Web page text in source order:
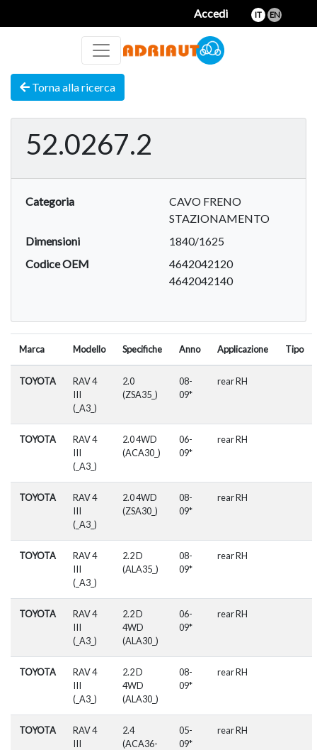
Accedi IT EN
Torna alla ricerca
52.0267.2
Categoria
CAVO FRENO
STAZIONAMENTO
Dimensioni
1840/1625
Codice OEM
4642042120
4642042140
Marca Modello Specifiche Anno Applicazione Tipo
TOYOTA
RAV 4
III
(_A3_)
2.0
(ZSA35_)
08-
09*
rear RH
TOYOTA
RAV 4
III
(_A3_)
2.0 4WD
(ACA30_)
06-
09*
rear RH
TOYOTA
RAV 4
III
(_A3_)
2.0 4WD
(ZSA30_)
08-
09*
rear RH
TOYOTA
RAV 4
III
(_A3_)
2.2 D
(ALA35_)
08-
09*
rear RH
TOYOTA
RAV 4
III
(_A3_)
2.2 D
4WD
(ALA30_)
06-
09*
rear RH
TOYOTA
RAV 4
III
(_A3_)
2.2 D
4WD
(ALA30_)
08-
09*
rear RH
TOYOTA
RAV 4
III
2.4
(ACA36-
05-
09*
rear RH